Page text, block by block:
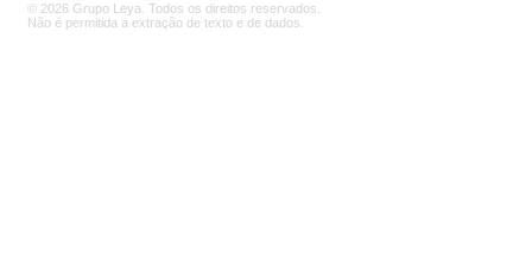
© 2026 Grupo Leya. Todos os direitos reservados.
Não é permitida a extração de texto e de dados.